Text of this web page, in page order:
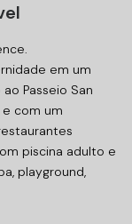
em um
Passeio San
com um
piscina adulto e
playground,